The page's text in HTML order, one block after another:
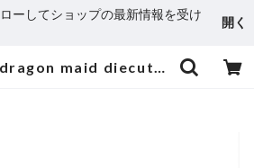
ーしてショップの最新情報を受け
開く
boba! dragon maid diecut | 輸入アニメステッカー専門店 SUNSET Stickers Store